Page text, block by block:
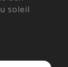
soleil